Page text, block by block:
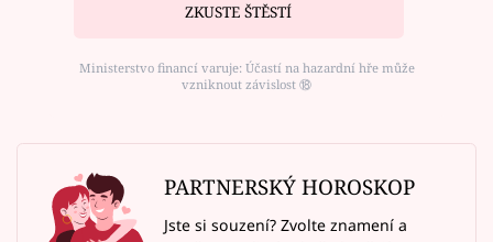
ZKUSTE ŠTĚSTÍ
Ministerstvo financí varuje: Účastí na hazardní hře může
vzniknout závislost ⑱
PARTNERSKÝ HOROSKOP
Jste si souzení? Zvolte znamení a